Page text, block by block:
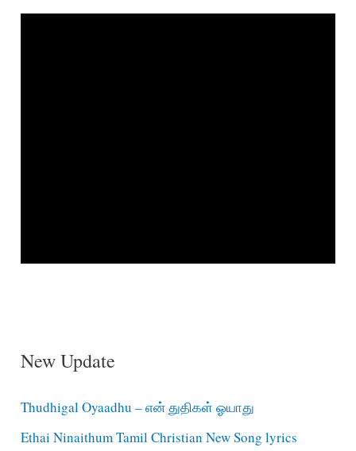
New Update
Thudhigal Oyaadhu – என் துதிகள் ஓயாது
Ethai Ninaithum Tamil Christian New Song lyrics